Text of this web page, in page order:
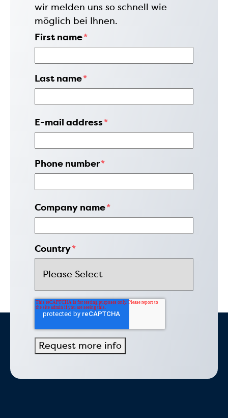
wir melden uns so schnell wie
möglich bei Ihnen.
First name*
Last name*
E-mail address*
Phone number*
Company name*
Country*